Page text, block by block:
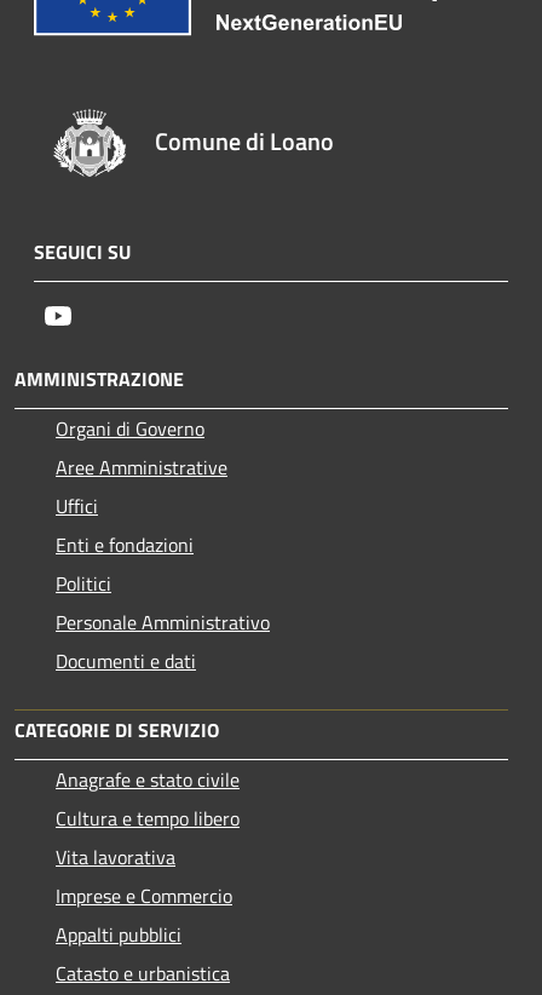
Comune di Loano
SEGUICI SU
AMMINISTRAZIONE
Organi di Governo
Aree Amministrative
Uffici
Enti e fondazioni
Politici
Personale Amministrativo
Documenti e dati
CATEGORIE DI SERVIZIO
Anagrafe e stato civile
Cultura e tempo libero
Vita lavorativa
Imprese e Commercio
Appalti pubblici
Catasto e urbanistica